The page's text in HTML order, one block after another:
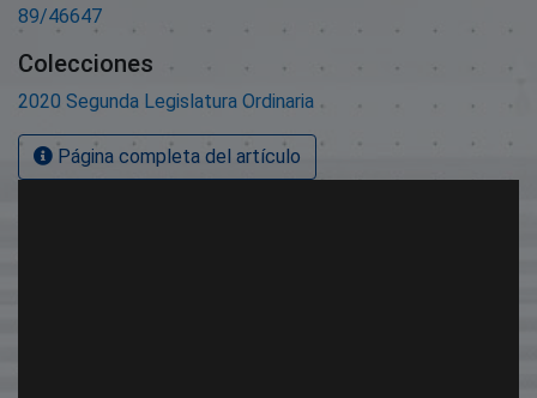
89/46647
Colecciones
2020 Segunda Legislatura Ordinaria
Página completa del artículo